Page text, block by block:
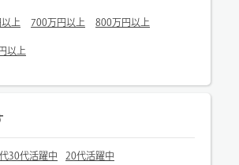
上 700万円以上 800万円以上
以上
30代活躍中 20代活躍中